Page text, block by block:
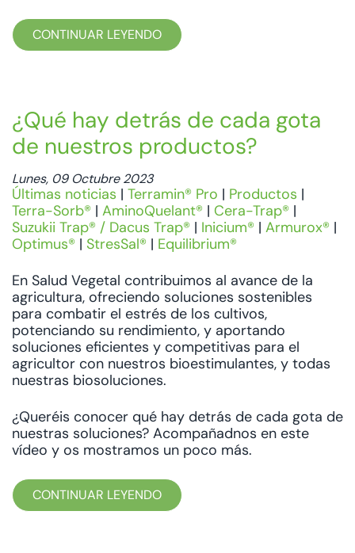
CONTINUAR LEYENDO
¿Qué hay detrás de cada gota
de nuestros productos?
Lunes, 09 Octubre 2023
Últimas noticias | Terramin® Pro | Productos |
Terra-Sorb® | AminoQuelant® | Cera-Trap® |
Suzukii Trap® / Dacus Trap® | Inicium® | Armurox® |
Optimus® | StresSal® | Equilibrium®
En Salud Vegetal contribuimos al avance de la
agricultura, ofreciendo soluciones sostenibles
para combatir el estrés de los cultivos,
potenciando su rendimiento, y aportando
soluciones eficientes y competitivas para el
agricultor con nuestros bioestimulantes, y todas
nuestras biosoluciones.
¿Queréis conocer qué hay detrás de cada gota de
nuestras soluciones? Acompañadnos en este
vídeo y os mostramos un poco más.
CONTINUAR LEYENDO